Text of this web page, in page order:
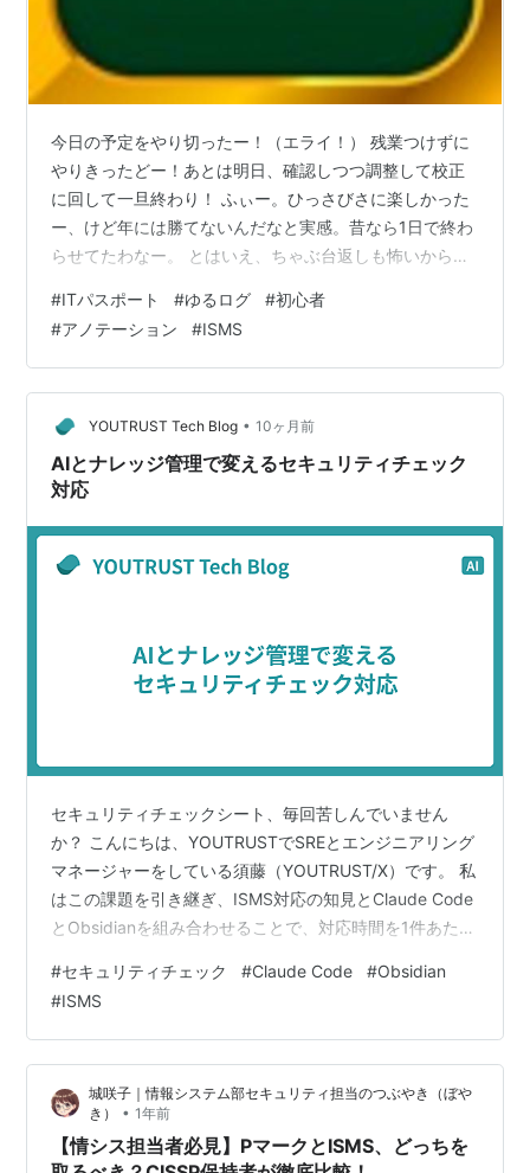
今日の予定をやり切ったー！（エライ！） 残業つけずに
やりきったどー！あとは明日、確認しつつ調整して校正
に回して一旦終わり！ ふぃー。ひっさびさに楽しかった
ー、けど年には勝てないんだなと実感。昔なら1日で終わ
らせてたわなー。 とはいえ、ちゃぶ台返しも怖いから油
ぁ。 www.kayalab.jp ITパスポート 全問解説Trips LLC教
育無料apps.apple.com 今日も相変わらずお世話になっ
ている参考書 令和07年 イメージ＆クレバー方式でよくわ
かる かやのき先生のITパスポート教室 令和07年 イメー
ジ＆クレバー方式でよくわかる …
#ITパスポート #ゆるログ #初心者
#アノテーション #ISMS
YOUTRUST Tech Blog • 10ヶ月前
AIとナレッジ管理で変えるセキュリティチェック
対応
セキュリティチェックシート、毎回苦しんでいません
か？ こんにちは、YOUTRUSTでSREとエンジニアリング
マネージャーをしている須藤（YOUTRUST/X）です。 私
はこの課題を引き継ぎ、ISMS対応の知見とClaude Code
とObsidianを組み合わせることで、対応時間を1件あたり
事では、そのプロセスと得られた学びを紹介します。 セ
キュリティチェック対応の課題 私が入社して間もない
頃、エンジニアチームの課題として浮上していたのが、
顧客から届くセキュリティチェックシートへの対応でし
た。 セキュリティチェックシートは、SaaSを導入…
#セキュリティチェック #Claude Code #Obsidian
#ISMS
城咲子｜情報システム部セキュリティ担当のつぶやき（ぼや
き）
• 1年前
【情シス担当者必見】PマークとISMS、どっちを